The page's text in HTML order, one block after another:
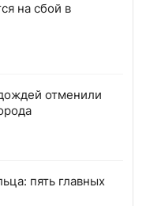
на сбой в
отменили
пять главных